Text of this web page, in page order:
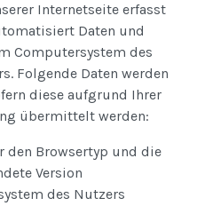
Internetseite erfasst
Daten und
Computersystem des
Folgende Daten werden
diese aufgrund Ihrer
übermittelt werden:
den Browsertyp und die
Version
des Nutzers